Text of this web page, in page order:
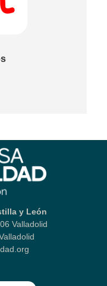
y León
Valladolid